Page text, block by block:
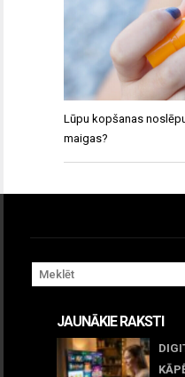
Lūpu kopšanas
maigas?
JAUNĀKIE RAKSTI